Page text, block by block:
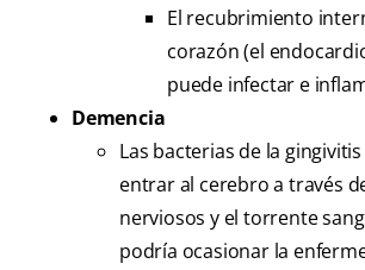
El recubrimiento
corazón (el
puede infectar e
Demencia
Las bacterias de la
entrar al cerebro a través
nerviosos y el torrente
podría ocasionar la